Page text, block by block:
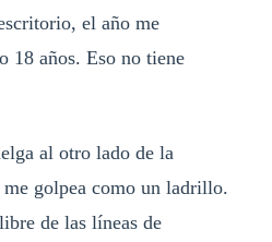
el año me
18 años. Eso no tiene
al otro lado de la
golpea como un ladrillo.
de las líneas de